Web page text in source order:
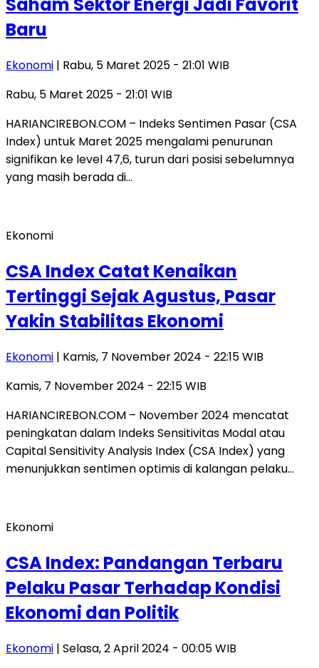
Saham Sektor Energi Jadi Favorit
Baru
Ekonomi | Rabu, 5 Maret 2025 - 21:01 WIB
Rabu, 5 Maret 2025 - 21:01 WIB
HARIANCIREBON.COM – Indeks Sentimen Pasar (CSA
Index) untuk Maret 2025 mengalami penurunan
signifikan ke level 47,6, turun dari posisi sebelumnya
yang masih berada di…
Ekonomi
CSA Index Catat Kenaikan
Tertinggi Sejak Agustus, Pasar
Yakin Stabilitas Ekonomi
Ekonomi | Kamis, 7 November 2024 - 22:15 WIB
Kamis, 7 November 2024 - 22:15 WIB
HARIANCIREBON.COM – November 2024 mencatat
peningkatan dalam Indeks Sensitivitas Modal atau
Capital Sensitivity Analysis Index (CSA Index) yang
menunjukkan sentimen optimis di kalangan pelaku…
Ekonomi
CSA Index: Pandangan Terbaru
Pelaku Pasar Terhadap Kondisi
Ekonomi dan Politik
Ekonomi | Selasa, 2 April 2024 - 00:05 WIB